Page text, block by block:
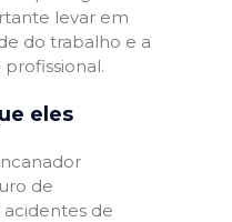
levar em
do trabalho e a
eles
de
acidentes de